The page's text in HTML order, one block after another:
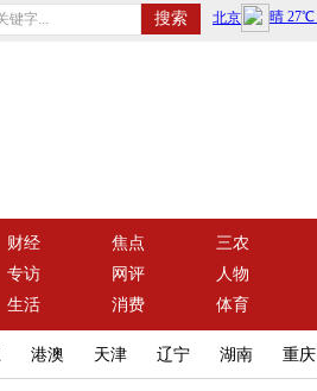
财经 焦点 三农
专访 网评 人物
生活 消费 体育
港澳 天津 辽宁 湖南 重庆